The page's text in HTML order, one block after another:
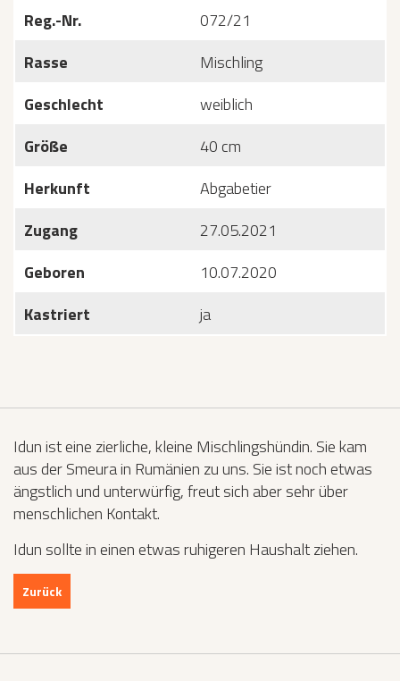
Reg.-Nr.
072/21
Rasse
Mischling
Geschlecht
weiblich
Größe
40 cm
Herkunft
Abgabetier
Zugang
27.05.2021
Geboren
10.07.2020
Kastriert
ja
Idun ist eine zierliche, kleine Mischlingshündin. Sie kam
aus der Smeura in Rumänien zu uns. Sie ist noch etwas
ängstlich und unterwürfig, freut sich aber sehr über
menschlichen Kontakt.
Idun sollte in einen etwas ruhigeren Haushalt ziehen.
Zurück